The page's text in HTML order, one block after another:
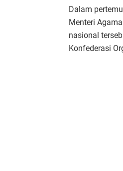
Dalam
Menteri
nasional
Konfederasi